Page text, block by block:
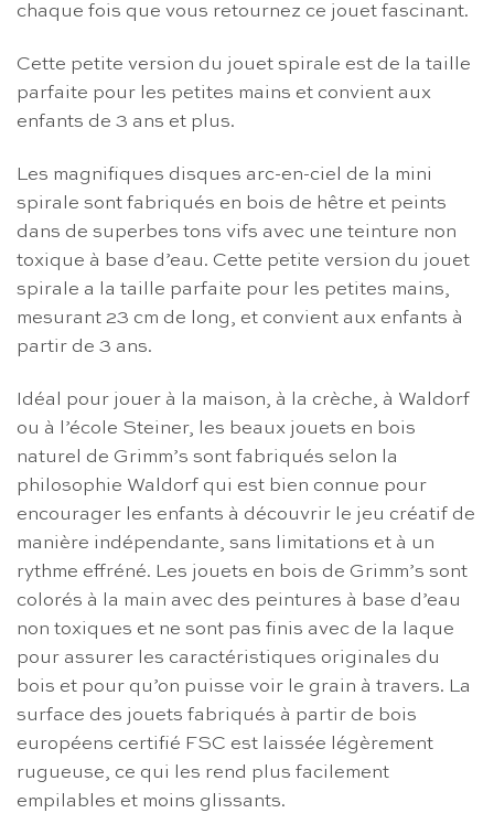
chaque fois que vous retournez ce jouet fascinant.
Cette petite version du jouet spirale est de la taille
parfaite pour les petites mains et convient aux
enfants de 3 ans et plus.
Les magnifiques disques arc-en-ciel de la mini
spirale sont fabriqués en bois de hêtre et peints
dans de superbes tons vifs avec une teinture non
toxique à base d’eau. Cette petite version du jouet
spirale a la taille parfaite pour les petites mains,
mesurant 23 cm de long, et convient aux enfants à
partir de 3 ans.
Idéal pour jouer à la maison, à la crèche, à Waldorf
ou à l’école Steiner, les beaux jouets en bois
naturel de Grimm’s sont fabriqués selon la
philosophie Waldorf qui est bien connue pour
encourager les enfants à découvrir le jeu créatif de
manière indépendante, sans limitations et à un
rythme effréné. Les jouets en bois de Grimm’s sont
colorés à la main avec des peintures à base d’eau
non toxiques et ne sont pas finis avec de la laque
pour assurer les caractéristiques originales du
bois et pour qu’on puisse voir le grain à travers. La
surface des jouets fabriqués à partir de bois
européens certifié FSC est laissée légèrement
rugueuse, ce qui les rend plus facilement
empilables et moins glissants.